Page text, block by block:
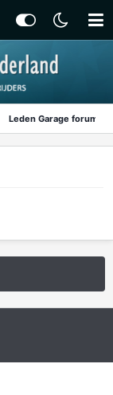
Leden Garage forum